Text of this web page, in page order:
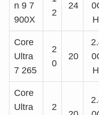
n 9 7
900X
2
24
Core
Ultra
7 265
2
0
20
Core
Ultra
2